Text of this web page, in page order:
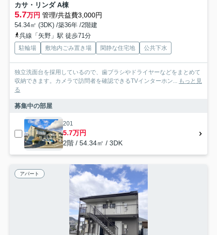
カサ・リンダ A棟
5.7万円 管理/共益費3,000円
54.34㎡ (3DK) /築36年 /2階建
呉線「矢野」駅 徒歩71分
駐輪場 敷地内ごみ置き場 閑静な住宅地 公共下水
独立洗面台を採用しているので、歯ブラシやドライヤーなどをまとめて
収納できます。カメラで訪問者を確認できるTVインターホン... もっと見
る
募集中の部屋
201
5.7万円
2階 / 54.34㎡ / 3DK
アパート